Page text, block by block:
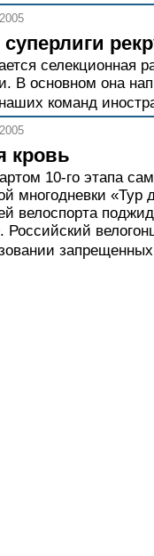
селекционная
В основном она
команд
кровь
10-го этапа
многодневки «Тур
велоспорта
Российский